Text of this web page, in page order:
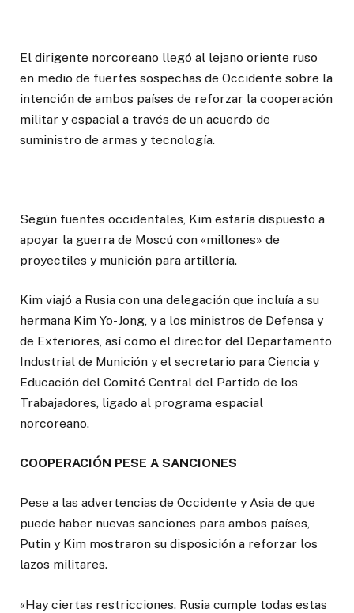
El dirigente norcoreano llegó al lejano oriente ruso
en medio de fuertes sospechas de Occidente sobre la
intención de ambos países de reforzar la cooperación
militar y espacial a través de un acuerdo de
suministro de armas y tecnología.
Según fuentes occidentales, Kim estaría dispuesto a
apoyar la guerra de Moscú con «millones» de
proyectiles y munición para artillería.
Kim viajó a Rusia con una delegación que incluía a su
hermana Kim Yo-Jong, y a los ministros de Defensa y
de Exteriores, así como el director del Departamento
Industrial de Munición y el secretario para Ciencia y
Educación del Comité Central del Partido de los
Trabajadores, ligado al programa espacial
norcoreano.
COOPERACIÓN PESE A SANCIONES
Pese a las advertencias de Occidente y Asia de que
puede haber nuevas sanciones para ambos países,
Putin y Kim mostraron su disposición a reforzar los
lazos militares.
«Hay ciertas restricciones. Rusia cumple todas estas